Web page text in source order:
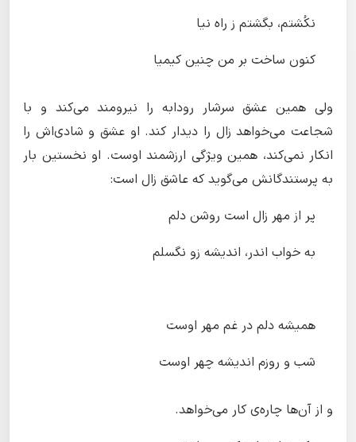
نکُشتم، بگشتم ز راه نیا
کنون ساخت بر من چنین کیمیا
ولی همین عشق سرشار رودابه را نیرومند می‌کند و با
شجاعت می‌خواهد زال را دیدار کند. او عشق و شادی‌اش را
انکار نمی‌کند‌، همین ویژگی ارزشمند اوست. او نخستین بار
به پرستندگانش می‌گوید که عاشق زال است:
پر از مهر زال است روشن دلم
به خواب اندر، اندیشه زو نگسلم
همیشه دلم در غم مهر اوست
شب و روزم اندیشه چهر اوست
و از آن‌ها چاره‌ی کار می‌خواهد.